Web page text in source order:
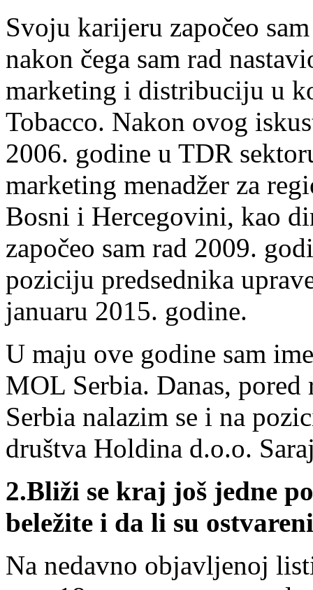
Svoju karijeru započeo
nakon čega sam rad
marketing i distribuciju u
Tobacco. Nakon ovog
2006. godine u TDR
marketing menadžer za
Bosni i Hercegovini, kao
započeo sam rad 2009.
poziciju predsednika
januaru 2015. godine.
U maju ove godine sam
MOL Serbia. Danas,
Serbia nalazim se i na
društva Holdina d.o.o.
2.Bliži se kraj još jedne
beležite i da li su
Na nedavno objavljenoj